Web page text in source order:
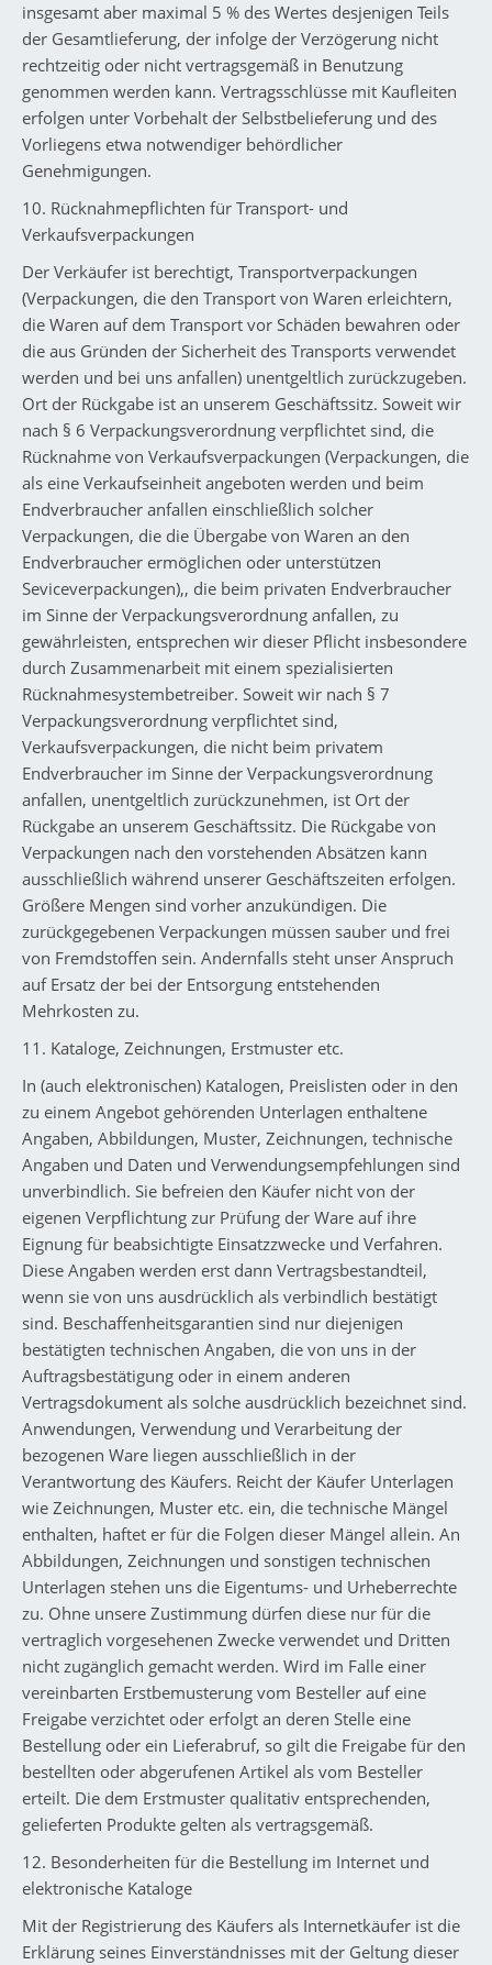
insgesamt aber maximal 5 % des Wertes desjenigen Teils
der Gesamtlieferung, der infolge der Verzögerung nicht
rechtzeitig oder nicht vertragsgemäß in Benutzung
genommen werden kann. Vertragsschlüsse mit Kaufleiten
erfolgen unter Vorbehalt der Selbstbelieferung und des
Vorliegens etwa notwendiger behördlicher
Genehmigungen.
10. Rücknahmepflichten für Transport- und
Verkaufsverpackungen
Der Verkäufer ist berechtigt, Transportverpackungen
(Verpackungen, die den Transport von Waren erleichtern,
die Waren auf dem Transport vor Schäden bewahren oder
die aus Gründen der Sicherheit des Transports verwendet
werden und bei uns anfallen) unentgeltlich zurückzugeben.
Ort der Rückgabe ist an unserem Geschäftssitz. Soweit wir
nach § 6 Verpackungsverordnung verpflichtet sind, die
Rücknahme von Verkaufsverpackungen (Verpackungen, die
als eine Verkaufseinheit angeboten werden und beim
Endverbraucher anfallen einschließlich solcher
Verpackungen, die die Übergabe von Waren an den
Endverbraucher ermöglichen oder unterstützen
Seviceverpackungen),, die beim privaten Endverbraucher
im Sinne der Verpackungsverordnung anfallen, zu
gewährleisten, entsprechen wir dieser Pflicht insbesondere
durch Zusammenarbeit mit einem spezialisierten
Rücknahmesystembetreiber. Soweit wir nach § 7
Verpackungsverordnung verpflichtet sind,
Verkaufsverpackungen, die nicht beim privatem
Endverbraucher im Sinne der Verpackungsverordnung
anfallen, unentgeltlich zurückzunehmen, ist Ort der
Rückgabe an unserem Geschäftssitz. Die Rückgabe von
Verpackungen nach den vorstehenden Absätzen kann
ausschließlich während unserer Geschäftszeiten erfolgen.
Größere Mengen sind vorher anzukündigen. Die
zurückgegebenen Verpackungen müssen sauber und frei
von Fremdstoffen sein. Andernfalls steht unser Anspruch
auf Ersatz der bei der Entsorgung entstehenden
Mehrkosten zu.
11. Kataloge, Zeichnungen, Erstmuster etc.
In (auch elektronischen) Katalogen, Preislisten oder in den
zu einem Angebot gehörenden Unterlagen enthaltene
Angaben, Abbildungen, Muster, Zeichnungen, technische
Angaben und Daten und Verwendungsempfehlungen sind
unverbindlich. Sie befreien den Käufer nicht von der
eigenen Verpflichtung zur Prüfung der Ware auf ihre
Eignung für beabsichtigte Einsatzzwecke und Verfahren.
Diese Angaben werden erst dann Vertragsbestandteil,
wenn sie von uns ausdrücklich als verbindlich bestätigt
sind. Beschaffenheitsgarantien sind nur diejenigen
bestätigten technischen Angaben, die von uns in der
Auftragsbestätigung oder in einem anderen
Vertragsdokument als solche ausdrücklich bezeichnet sind.
Anwendungen, Verwendung und Verarbeitung der
bezogenen Ware liegen ausschließlich in der
Verantwortung des Käufers. Reicht der Käufer Unterlagen
wie Zeichnungen, Muster etc. ein, die technische Mängel
enthalten, haftet er für die Folgen dieser Mängel allein. An
Abbildungen, Zeichnungen und sonstigen technischen
Unterlagen stehen uns die Eigentums- und Urheberrechte
zu. Ohne unsere Zustimmung dürfen diese nur für die
vertraglich vorgesehenen Zwecke verwendet und Dritten
nicht zugänglich gemacht werden. Wird im Falle einer
vereinbarten Erstbemusterung vom Besteller auf eine
Freigabe verzichtet oder erfolgt an deren Stelle eine
Bestellung oder ein Lieferabruf, so gilt die Freigabe für den
bestellten oder abgerufenen Artikel als vom Besteller
erteilt. Die dem Erstmuster qualitativ entsprechenden,
gelieferten Produkte gelten als vertragsgemäß.
12. Besonderheiten für die Bestellung im Internet und
elektronische Kataloge
Mit der Registrierung des Käufers als Internetkäufer ist die
Erklärung seines Einverständnisses mit der Geltung dieser